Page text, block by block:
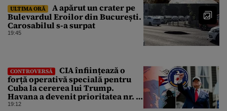
ULTIMA ORĂ
A apărut un crater pe
Bulevardul Eroilor din București.
Carosabilul s-a surpat
19:45
CONTROVERSĂ
CIA înființează o
forță operativă specială pentru
Cuba la cererea lui Trump.
Havana a devenit prioritatea nr. 1
alături de China, Iran și Rusia
19:12